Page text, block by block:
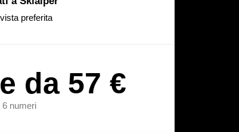
preferita
da 57 €
6 numeri